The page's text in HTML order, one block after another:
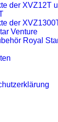
der XVZ12T
der
Venture
Royal